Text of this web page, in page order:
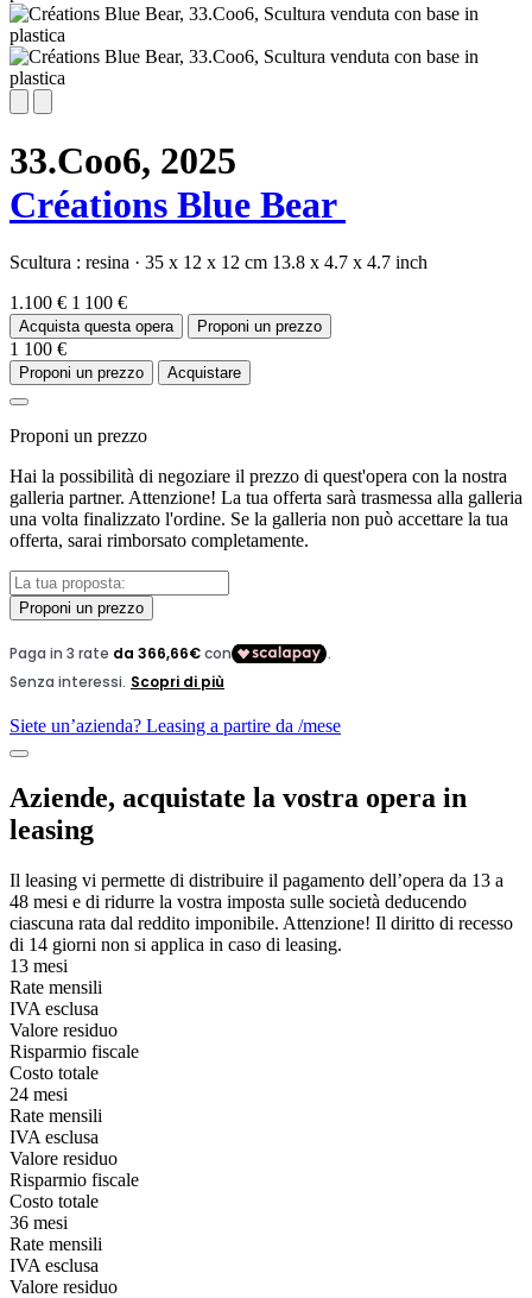
33.Coo6, 2025
Créations Blue Bear
Scultura : resina · 35 x 12 x 12 cm 13.8 x 4.7 x 4.7 inch
1.100 € 1 100 €
Acquista questa opera Proponi un prezzo
1 100 €
Proponi un prezzo Acquistare
Proponi un prezzo
Hai la possibilità di negoziare il prezzo di quest'opera con la nostra
galleria partner. Attenzione! La tua offerta sarà trasmessa alla galleria
una volta finalizzato l'ordine. Se la galleria non può accettare la tua
offerta, sarai rimborsato completamente.
Proponi un prezzo
Siete un’azienda? Leasing a partire da /mese
Aziende, acquistate la vostra opera in
leasing
Il leasing vi permette di distribuire il pagamento dell’opera da 13 a
48 mesi e di ridurre la vostra imposta sulle società deducendo
ciascuna rata dal reddito imponibile. Attenzione! Il diritto di recesso
di 14 giorni non si applica in caso di leasing.
13 mesi
Rate mensili
IVA esclusa
Valore residuo
Risparmio fiscale
Costo totale
24 mesi
Rate mensili
IVA esclusa
Valore residuo
Risparmio fiscale
Costo totale
36 mesi
Rate mensili
IVA esclusa
Valore residuo